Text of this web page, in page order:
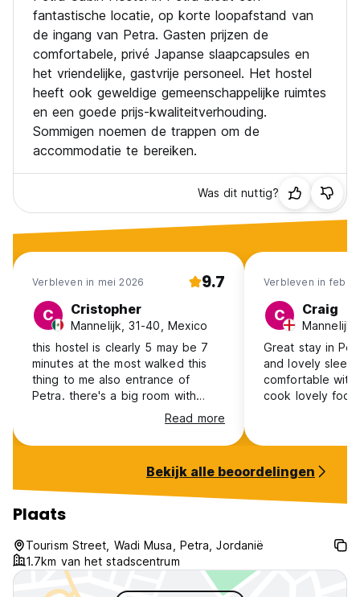
fantastische locatie, op korte loopafstand van
de ingang van Petra. Gasten prijzen de
comfortabele, privé Japanse slaapcapsules en
het vriendelijke, gastvrije personeel. Het hostel
heeft ook geweldige gemeenschappelijke ruimtes
en een goede prijs-kwaliteitverhouding.
Sommigen noemen de trappen om de
accommodatie te bereiken.
Was dit nuttig?
Verbleven in mei 2026 9.7
C Cristopher
Mannelijk, 31-40, Mexico
this hostel is clearly 5 may be 7
minutes at the most walked this
thing to me also entrance of
Petra. there's a big room with
small boxes where you sleep. I
guess it's called japanese style.
they are very private but have no
kinda just lock yourself in there
haha. the entrance has a big
staircase which is a nice little
workout. I went and there was no
people so unsure about the
normal vibes but it did have nice
views and ample licing space.
transportation available
Read more
Verbleven in feb
C Craig
Great stay in
and lovely
comfortable
cook lovely
Bekijk alle beoordelingen
Plaats
Tourism Street, Wadi Musa, Petra, Jordanië
1.7km van het stadscentrum